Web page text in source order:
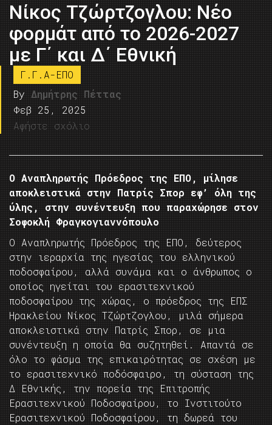
Νίκος Τζώρτζογλου: Νέο
φορμάτ από το 2026-2027
με Γ΄ και Δ΄ Εθνική
Γ.Γ.Α-ΕΠΟ
By Δημήτρης Πέττας
Φεβ 25, 2025
Αφήστε σχόλιο
Ο Αναπληρωτής Πρόεδρος της ΕΠΟ, μίλησε
αποκλειστικά στην Πατρίς Σπορ εφ’ όλη της
ύλης, στην συνέντευξη που παραχώρησε στον
Σοφοκλή Φραγκογιαννόπουλο
Ο Αναπληρωτής Πρόεδρος της ΕΠΟ, δεύτερος
στην ιεραρχία της ηγεσίας του ελληνικού
ποδοσφαίρου, αλλά συνάμα και ο άνθρωπος ο
οποίος ηγείται του ερασιτεχνικού
ποδοσφαίρου της χώρας, ο πρόεδρος της ΕΠΣ
Ηρακλείου Νίκος Τζώρτζογλου, μιλά σήμερα
αποκλειστικά στην Πατρίς Σπορ, σε μια
συνέντευξη η οποία θα συζητηθεί. Απαντά σε
όλο το φάσμα της επικαιρότητας σε σχέση με
το ερασιτεχνικό ποδόσφαιρο, τη σύσταση της
Δ Εθνικής, την πορεία της Επιτροπής
Ερασιτεχνικού Ποδοσφαίρου, το Ινστιτούτο
Ερασιτεχνικού Ποδοσφαίρου, τη δωρεά του